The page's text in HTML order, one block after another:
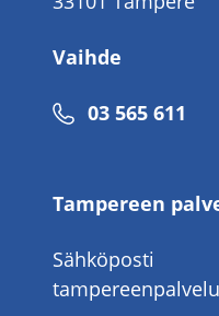
Vaihde
03 565 611
Tampereen
Sähköposti